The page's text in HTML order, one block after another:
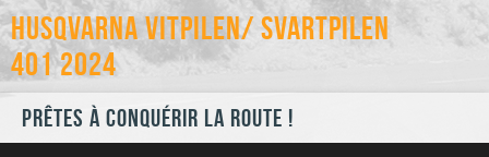
Husqvarna Vitpilen/ Svartpilen
401 2024
Prêtes à conquérir la route !